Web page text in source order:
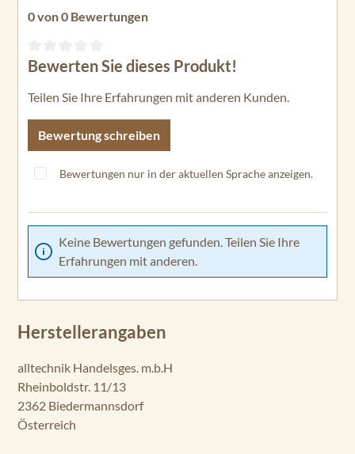
0 von 0 Bewertungen
Durchschnittliche Bewertung von 0 von 5 Sternen
Bewerten Sie dieses Produkt!
Teilen Sie Ihre Erfahrungen mit anderen Kunden.
Bewertung schreiben
Bewertungen nur in der aktuellen Sprache anzeigen.
Keine Bewertungen gefunden. Teilen Sie Ihre
Erfahrungen mit anderen.
Herstellerangaben
alltechnik Handelsges. m.b.H
Rheinboldstr. 11/13
2362 Biedermannsdorf
Österreich